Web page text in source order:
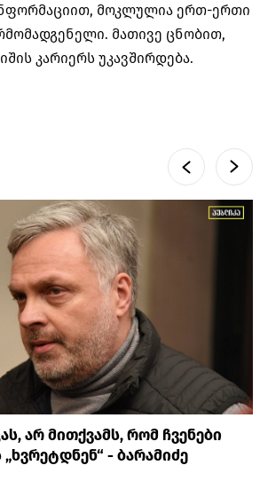
მოკლულია ერთ-ერთი
მათივე ცნობით,
კარიერს უკავშირდება.
არ მითქვამს, რომ ჩვენები
- ბარამიძე